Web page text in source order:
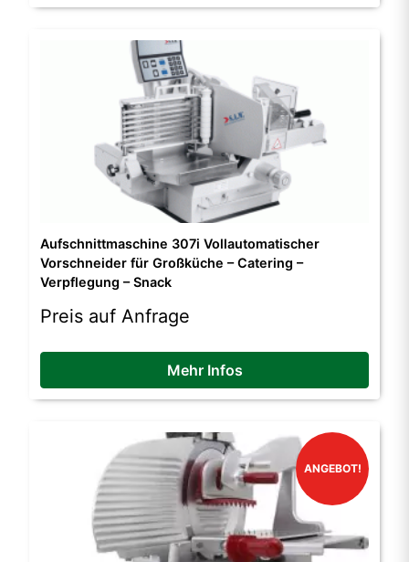
Aufschnittmaschine 307i Vollautomatischer
Vorschneider für Großküche – Catering –
Verpflegung – Snack
Preis auf Anfrage
Mehr Infos
ANGEBOT!